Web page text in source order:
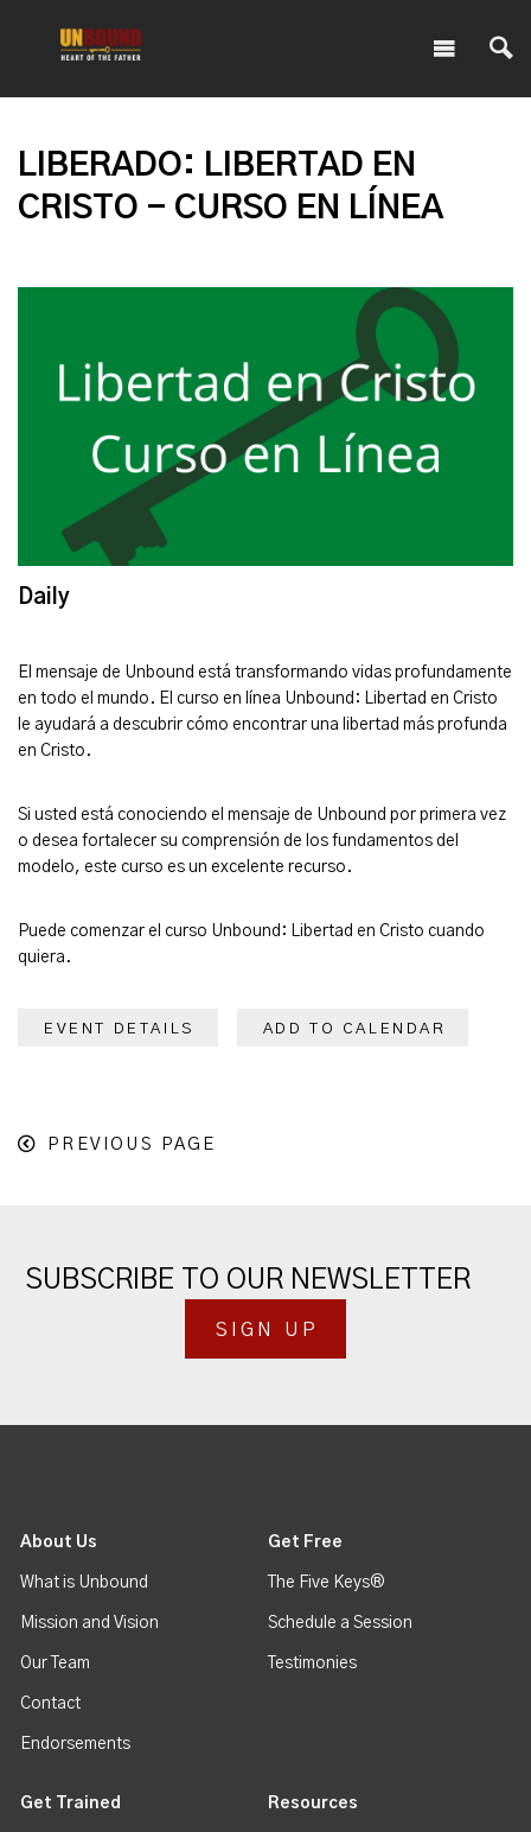
LIBERADO: LIBERTAD EN
CRISTO - CURSO EN LÍNEA
Daily
El mensaje de Unbound está transformando vidas profundamente
en todo el mundo. El curso en línea Unbound: Libertad en Cristo
le ayudará a descubrir cómo encontrar una libertad más profunda
en Cristo.
Si usted está conociendo el mensaje de Unbound por primera vez
o desea fortalecer su comprensión de los fundamentos del
modelo, este curso es un excelente recurso.
Puede comenzar el curso Unbound: Libertad en Cristo cuando
quiera.
EVENT DETAILS ADD TO CALENDAR
PREVIOUS PAGE
SUBSCRIBE TO OUR NEWSLETTER
SIGN UP
About Us
What is Unbound
Mission and Vision
Our Team
Contact
Endorsements
Get Free
The Five Keys®
Schedule a Session
Testimonies
Get Trained Resources